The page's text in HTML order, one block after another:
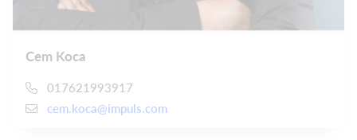
Cem Koca
017621993917
cem.koca@impuls.com